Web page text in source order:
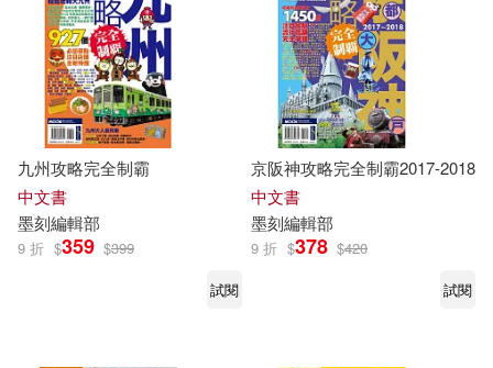
九州攻略完全制霸
中文書
墨刻編輯部
9 折 $359 $399
試閱
京阪神攻略完全制霸2017-2018
中文書
墨刻編輯部
9 折 $378 $420
試閱